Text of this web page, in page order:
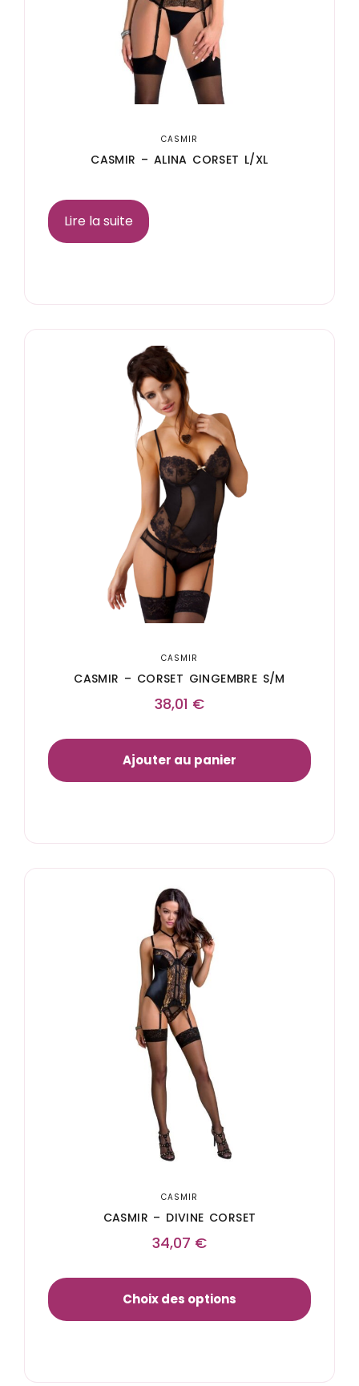
CASMIR
CASMIR – ALINA CORSET L/XL
Lire la suite
CASMIR
CASMIR – CORSET GINGEMBRE S/M
38,01 €
Ajouter au panier
CASMIR
CASMIR – DIVINE CORSET
34,07 €
Choix des options